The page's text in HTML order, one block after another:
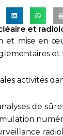
et
et mise en
activités
de